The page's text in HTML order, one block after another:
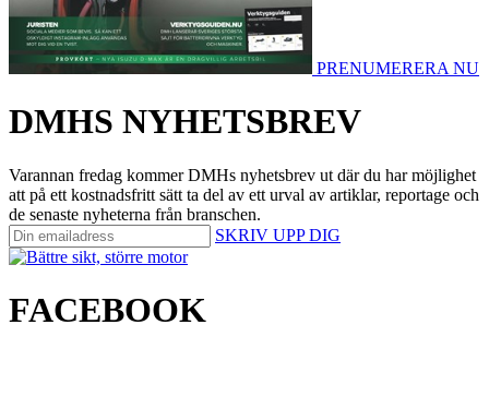
PRENUMERERA NU
DMHS NYHETSBREV
Varannan fredag kommer DMHs nyhetsbrev ut där du har möjlighet
att på ett kostnadsfritt sätt ta del av ett urval av artiklar, reportage och
de senaste nyheterna från branschen.
SKRIV UPP DIG
FACEBOOK